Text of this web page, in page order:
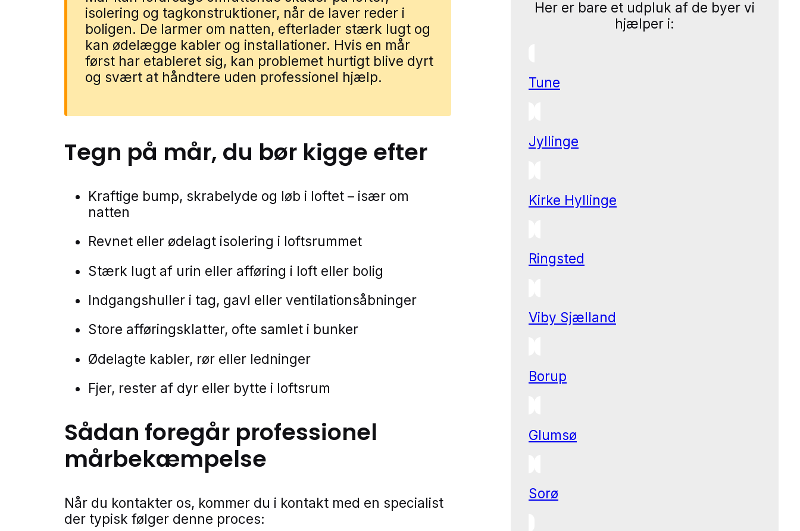
isolering og tagkonstruktioner, når de laver reder i
boligen. De larmer om natten, efterlader stærk lugt og
kan ødelægge kabler og installationer. Hvis en mår
først har etableret sig, kan problemet hurtigt blive dyrt
og svært at håndtere uden professionel hjælp.
Tegn på mår, du bør kigge efter
Kraftige bump, skrabelyde og løb i loftet – især om
natten
Revnet eller ødelagt isolering i loftsrummet
Stærk lugt af urin eller afføring i loft eller bolig
Indgangshuller i tag, gavl eller ventilationsåbninger
Store afføringsklatter, ofte samlet i bunker
Ødelagte kabler, rør eller ledninger
Fjer, rester af dyr eller bytte i loftsrum
Sådan foregår professionel
mårbekæmpelse
Når du kontakter os, kommer du i kontakt med en specialist
der typisk følger denne proces:
Her er bare et udpluk af de byer vi
hjælper i:
Tune
Jyllinge
Kirke Hyllinge
Ringsted
Viby Sjælland
Borup
Glumsø
Sorø